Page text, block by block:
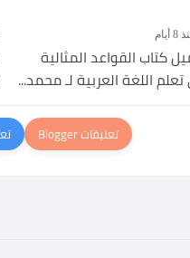
كتاب القواعد المثالية
اللغة العربية لـ محمد...